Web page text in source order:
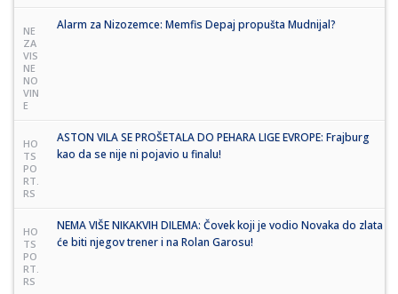
NE
ZA
VIS
NE
NO
VIN
E
Alarm za Nizozemce: Memfis Depaj propušta Mudnijal?
HO
TS
PO
RT.
RS
ASTON VILA SE PROŠETALA DO PEHARA LIGE EVROPE: Frajburg
kao da se nije ni pojavio u finalu!
HO
TS
PO
RT.
RS
NEMA VIŠE NIKAKVIH DILEMA: Čovek koji je vodio Novaka do zlata
će biti njegov trener i na Rolan Garosu!